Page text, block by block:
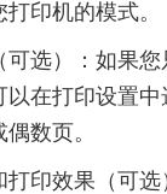
印机的模式。
可选）：如果
以在打印设置
数页。
打印效果（可